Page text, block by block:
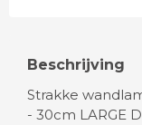
Beschrijving
Strakke
- 30cm LARGE